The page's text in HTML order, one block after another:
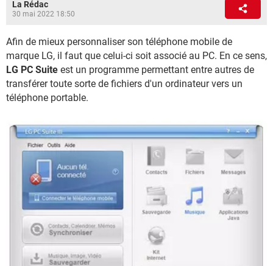
La Rédac
30 mai 2022 18:50
Afin de mieux personnaliser son téléphone mobile de
marque LG, il faut que celui-ci soit associé au PC. En ce sens,
LG PC Suite est un programme permettant entre autres de
transférer toute sorte de fichiers d'un ordinateur vers un
téléphone portable.